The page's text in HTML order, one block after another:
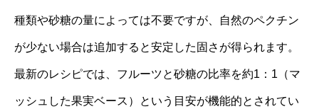
種類や砂糖の量によっては不要ですが、自然のペクチン
が少ない場合は追加すると安定した固さが得られます。
最新のレシピでは、フルーツと砂糖の比率を約1：1（マ
ッシュした果実ベース）という目安が機能的とされてい